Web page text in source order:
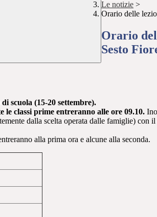
Le notizie >
Orario delle
Orario
Sesto
scuola (15-20 settembre).
le classi prime entreranno alle ore 09.10.
dalla scelta operata dalle famiglie)
alla prima ora e alcune alla seconda.